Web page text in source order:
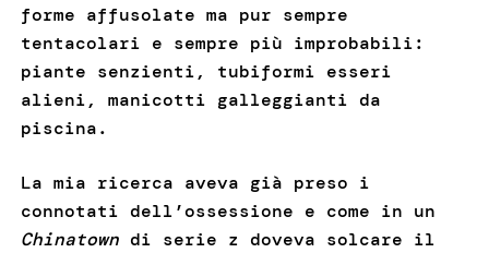
forme affusolate ma pur sempre
tentacolari e sempre più improbabili:
piante senzienti, tubiformi esseri
alieni, manicotti galleggianti da
piscina.
La mia ricerca aveva già preso i
connotati dell’ossessione e come in un
Chinatowndi serie z doveva solcare il